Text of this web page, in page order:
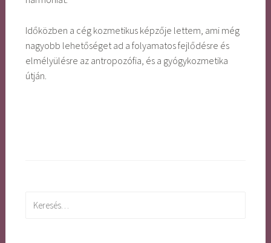
Időközben a cég kozmetikus képzője lettem, ami még
nagyobb lehetőséget ad a folyamatos fejlődésre és
elmélyülésre az antropozófia, és a gyógykozmetika
útján.
Keresés: